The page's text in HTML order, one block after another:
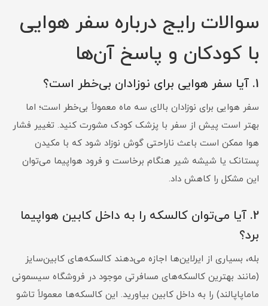
سوالات رایج درباره سفر هوایی
با کودکان و پاسخ آن‌ها
1. آیا سفر هوایی برای نوزادان بی‌خطر است؟
سفر هوایی برای نوزادان بالای سه ماه معمولاً بی‌خطر است؛ اما
بهتر است پیش از سفر با پزشک کودک مشورت کنید. تغییر فشار
هوا ممکن است باعث ناراحتی گوش نوزاد شود که با مکیدن
پستانک یا شیشه شیر هنگام برخاست و فرود هواپیما می‌توان
این مشکل را کاهش داد.
2. آیا می‌توان کالسکه را به داخل کابین هواپیما
برد؟
بله، بسیاری از ایرلاین‌ها اجازه می‌دهند کالسکه‌های کابین‌سایز
(مانند بهترین کالسکه‌های مسافرتی موجود در فروشگاه سیسمونی
ماماپاپالند) را به داخل کابین بیاورید. این کالسکه‌ها معمولاً تاشو